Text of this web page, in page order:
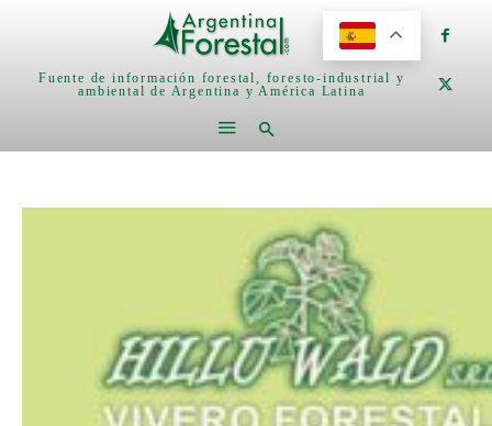
Fuente de información forestal, foresto-industrial y
ambiental de Argentina y América Latina